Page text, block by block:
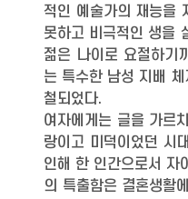
적인 예술가의 재능을
못하고 비극적인 생을
젊은 나이로 요절하기
는 특수한 남성 지배
철되었다.
여자에게는 글을 가르
랑이고 미덕이었던 시
인해 한 인간으로서 자
의 특출함은 결혼생활